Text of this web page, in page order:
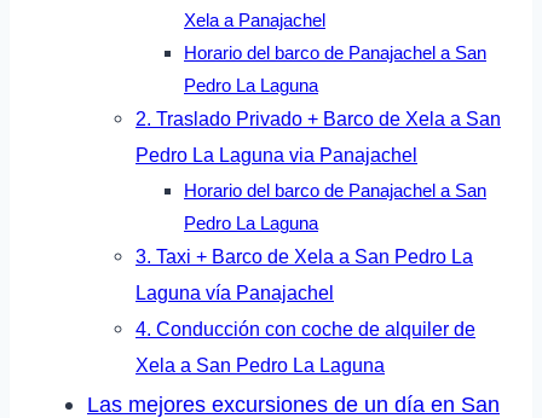
Xela a Panajachel
Horario del barco de Panajachel a San
Pedro La Laguna
2. Traslado Privado + Barco de Xela a San
Pedro La Laguna via Panajachel
Horario del barco de Panajachel a San
Pedro La Laguna
3. Taxi + Barco de Xela a San Pedro La
Laguna vía Panajachel
4. Conducción con coche de alquiler de
Xela a San Pedro La Laguna
Las mejores excursiones de un día en San